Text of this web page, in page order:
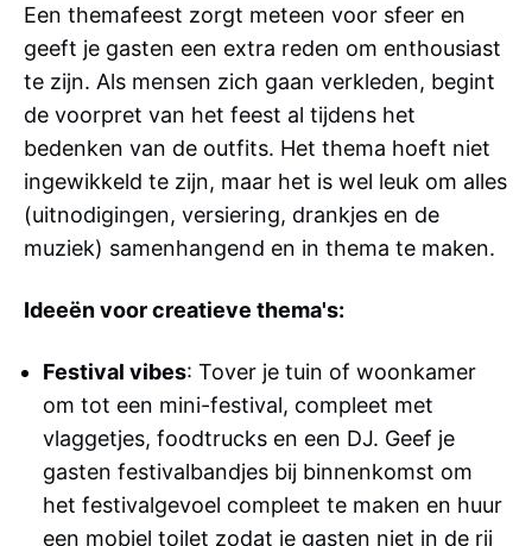
Een themafeest zorgt meteen voor sfeer en
geeft je gasten een extra reden om enthousiast
te zijn. Als mensen zich gaan verkleden, begint
de voorpret van het feest al tijdens het
bedenken van de outfits. Het thema hoeft niet
ingewikkeld te zijn, maar het is wel leuk om alles
(uitnodigingen, versiering, drankjes en de
muziek) samenhangend en in thema te maken.
Ideeën voor creatieve thema's:
Festival vibes: Tover je tuin of woonkamer
om tot een mini-festival, compleet met
vlaggetjes, foodtrucks en een DJ. Geef je
gasten festivalbandjes bij binnenkomst om
het festivalgevoel compleet te maken en huur
een mobiel toilet zodat je gasten niet in de rij